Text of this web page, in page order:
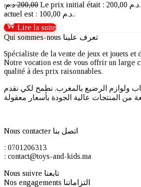
200,00 د.م. Le prix initial était : 200,00 د.م..
actuel est : 100,00 د.م..
Lire la suite
Qui sommes-nous تعرف علينا
Spécialiste de la vente de jeux et jouets et
Notre vocation est de vous offrir un large
qualité à des prix raisonnables.
ولوازم الرضيع بالمغرب. نطمح لكي نقدم
Nous contacter اتصل بنا
: 0701206313
: contact@toys-and-kids.ma
Nous suivre تابعنا
Nos engagements التزاماتنا